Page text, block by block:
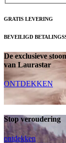
GRATIS LEVERING
BEVEILIGD
De exclusieve
van Laurastar
ONTDEKKEN
Stop veroudering
ontdekken